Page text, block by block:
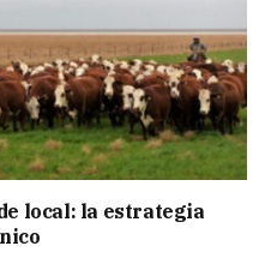
local: la estrategia